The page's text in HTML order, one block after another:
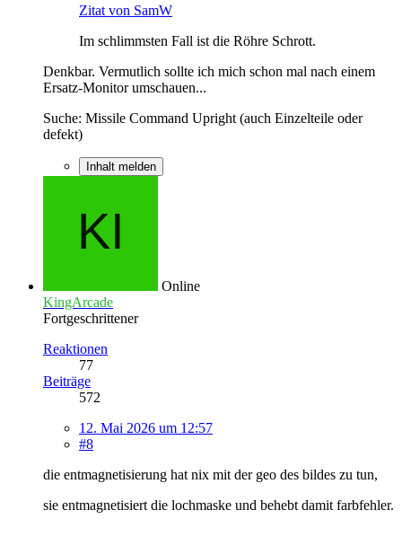
Zitat von SamW
Im schlimmsten Fall ist die Röhre Schrott.
Denkbar. Vermutlich sollte ich mich schon mal nach einem
Ersatz-Monitor umschauen...
Suche: Missile Command Upright (auch Einzelteile oder
defekt)
Inhalt melden
Online
KingArcade
Fortgeschrittener
Reaktionen
77
Beiträge
572
12. Mai 2026 um 12:57
#8
die entmagnetisierung hat nix mit der geo des bildes zu tun,
sie entmagnetisiert die lochmaske und behebt damit farbfehler.